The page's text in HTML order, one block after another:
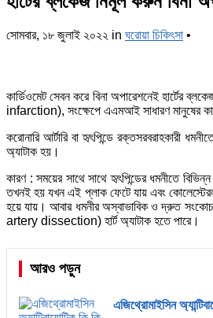
সোমবার, ১৮ জুলাই ২০২২ in ঘরোয়া চিকিৎসা •
কার্ডিওমেট সেবন করে বিনা অপারেশনেই হার্টের
infarction), সংক্ষেপে এএমআই সাধারণ মানুষের
করোনারি আর্টারি বা হৃৎপিন্ডে রক্তসরবরাহকারী
অ্যাটাক হয়।
কারণ : সময়ের সাথে সাথে হৃৎপিন্ডের ধমনীতে
তখনই হয় যখন এই প্লাক ফেটে যায় এবং
হয়ে যায়। আবার ধমনীর অস্বাভাবিক ও দ্রুত
artery dissection) হার্ট অ্যাটাক হতে পারে।
আরও পড়ুন
এজিথ্রোমাইসিন